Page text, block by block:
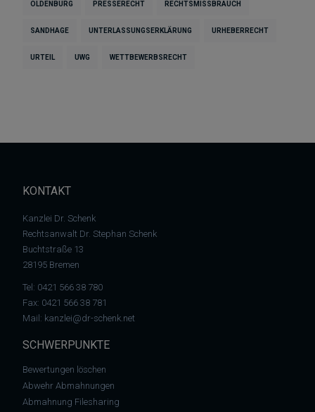
OLDENBURG PRESSERECHT RECHTSMISSBRAUCH
SANDHAGE UNTERLASSUNGSERKLÄRUNG URHEBERRECHT
URTEIL UWG WETTBEWERBSRECHT
KONTAKT
Kanzlei Dr. Schenk
Rechtsanwalt Dr. Stephan Schenk
Buchtstraße 13
28195 Bremen
Tel: 0421 566 38 780
Fax: 0421 566 38 781
Mail: kanzlei@dr-schenk.net
SCHWERPUNKTE
Bewertungen löschen
Abwehr Abmahnungen
Abmahnung Filesharing